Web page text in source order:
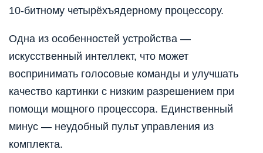
10-битному четырёхъядерному процессору.
Одна из особенностей устройства —
искусственный интеллект, что может
воспринимать голосовые команды и улучшать
качество картинки с низким разрешением при
помощи мощного процессора. Единственный
минус — неудобный пульт управления из
комплекта.